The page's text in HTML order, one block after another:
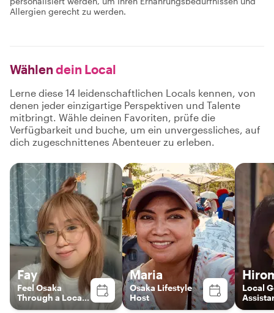
Allergien gerecht zu werden.
Wählen dein Local
Lerne diese 14 leidenschaftlichen Locals kennen, von
denen jeder einzigartige Perspektiven und Talente
mitbringt. Wähle deinen Favoriten, prüfe die
Verfügbarkeit und buche, um ein unvergessliches, auf
dich zugeschnittenes Abenteuer zu erleben.
Fay
Feel Osaka
Through a Local’s
Eyes
Maria
Osaka Lifestyle
Host
Local